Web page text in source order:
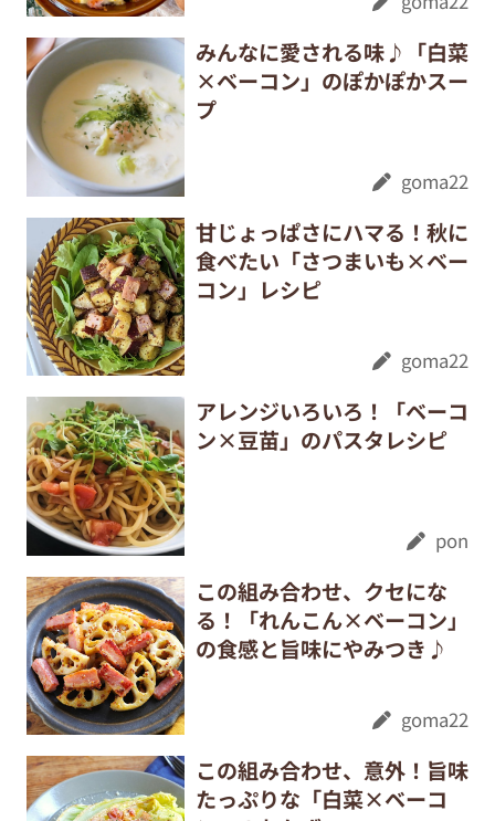
みんなに愛される味♪「白菜
×ベーコン」のぽかぽかスー
プ
goma22
甘じょっぱさにハマる！秋に
食べたい「さつまいも×ベー
コン」レシピ
goma22
アレンジいろいろ！「ベーコ
ン×豆苗」のパスタレシピ
pon
この組み合わせ、クセにな
る！「れんこん×ベーコン」
の食感と旨味にやみつき♪
goma22
この組み合わせ、意外！旨味
たっぷりな「白菜×ベーコ